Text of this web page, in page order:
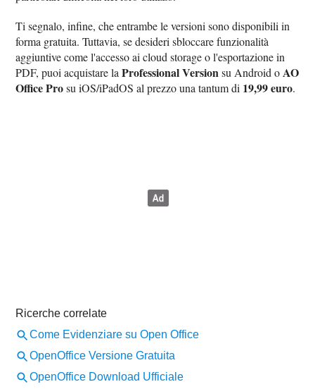
Ti segnalo, infine, che entrambe le versioni sono disponibili in
forma gratuita. Tuttavia, se desideri sbloccare funzionalità
aggiuntive come l'accesso ai cloud storage o l'esportazione in
PDF, puoi acquistare laProfessional Versionsu Android oAO
Office Prosu iOS/iPadOS al prezzo una tantum di 19,99 euro.